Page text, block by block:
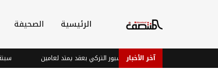
الرئيسية الصحيفة
آخر الأخبار
رسمياً لطرابزون سبور التركي بعقد يمتد لعامين سبتة: مصرع 100 مهاجر في تدفق هائل.. ومدريد تعيد 70 ألفاً للمغرب